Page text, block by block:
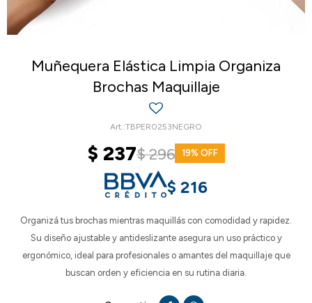
Muñequera Elástica Limpia Organiza
Brochas Maquillaje
TBPER0253NEGRO
$ 237$296 19
$ 216
Organizá tus brochas mientras maquillás con comodidad y rapidez.
Su diseño ajustable y antideslizante asegura un uso práctico y
ergonómico, ideal para profesionales o amantes del maquillaje que
buscan orden y eficiencia en su rutina diaria.